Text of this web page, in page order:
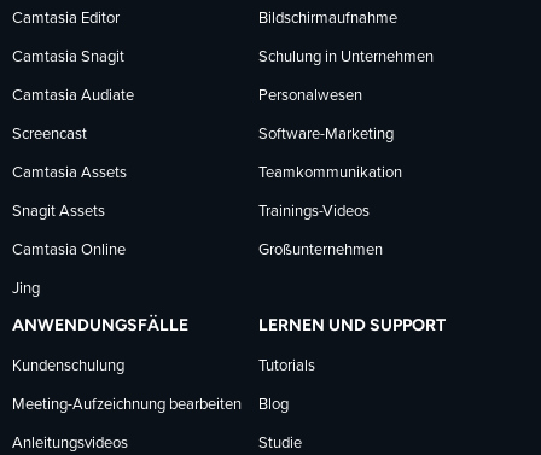
Facebook
folgen
LinkedIn
folgen
YouTube
folgen
Camtasia Editor
Camtasia Snagit
Camtasia Audiate
Screencast
Camtasia Assets
Snagit Assets
Camtasia Online
Jing
Bildschirmaufnahme
Schulung in Unternehmen
Personalwesen
Software-Marketing
Teamkommunikation
Trainings-Videos
Großunternehmen
ANWENDUNGSFÄLLE
Kundenschulung
Meeting-Aufzeichnung bearbeiten
Anleitungsvideos
LERNEN UND SUPPORT
Tutorials
Blog
Studie